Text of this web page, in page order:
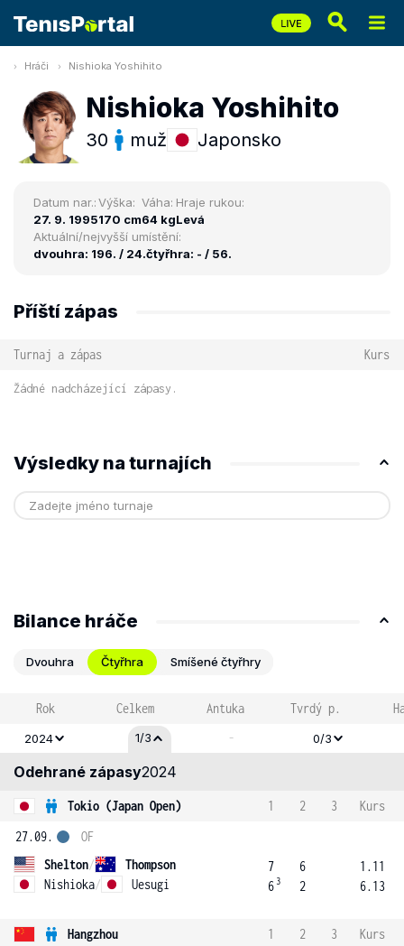
Hráči Nishioka Yoshihito
Nishioka Yoshihito
30 muž Japonsko
Datum nar.:
27. 9. 1995
Výška:
170 cm
Váha:
64 kg
Hraje rukou:
Levá
Aktuální/nejvyšší umístění:
dvouhra: 196. / 24.čtyřhra: - / 56.
Příští zápas
Turnaj a zápas Kurs
Žádné nadcházející zápasy.
Výsledky na turnajích
Bilance hráče
Dvouhra Čtyřhra Smíšené čtyřhry
Rok Celkem Antuka Tvrdý p.
2024 1/3 - 0/3
Odehrané zápasy2024
Tokio (Japan Open) 1 2 3
Kurs
27.09.
Shelton/
Thompson
Nishioka/ Uesugi
OF
7
6 3
6
2
1.11
6.13
Hangzhou 1 2 3
Kurs